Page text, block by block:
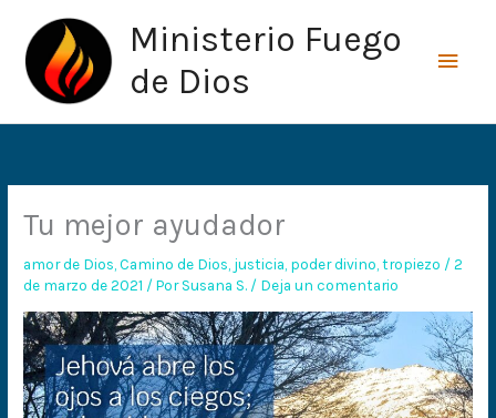
contenido
Ministerio Fuego
de Dios
Tu mejor ayudador
amor de Dios ,Camino de Dios justicia poder divino ,tropiezo /2
de marzo de 2021 / PorSusana S. / Deja un comentario